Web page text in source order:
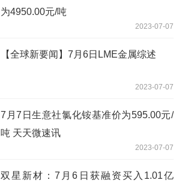
为4950.00元/吨
2023-07-07
【全球新要闻】7月6日LME金属综述
2023-07-07
7月7日生意社氯化铵基准价为595.00元/
吨 天天微速讯
2023-07-07
双星新材：7月6日获融资买入1.01亿